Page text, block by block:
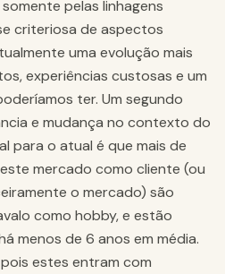
pelas linhagens
criteriosa de aspectos
uma evolução mais
experiências custosas e um
ter. Um segundo
e mudança no contexto do
para o atual é que mais de
mercado como cliente (ou
o mercado) são
como hobby, e estão
menos de 6 anos em média.
estes entram com